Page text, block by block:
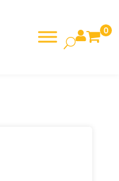
 0